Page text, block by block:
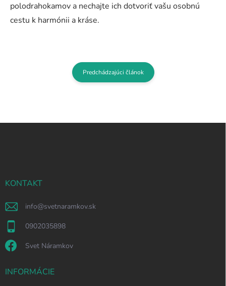
polodrahokamov a nechajte ich dotvoriť vašu osobnú
cestu k harmónii a kráse.
Predchádzajúci článok
KONTAKT
info@svetnaramkov.sk
0902035898
Svet Náramkov
INFORMÁCIE